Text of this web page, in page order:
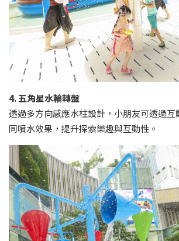
4. 五角星水輪轉盤
透過多方向感應水柱設計，小朋友可透過互
同噴水效果，提升探索樂趣與互動性。